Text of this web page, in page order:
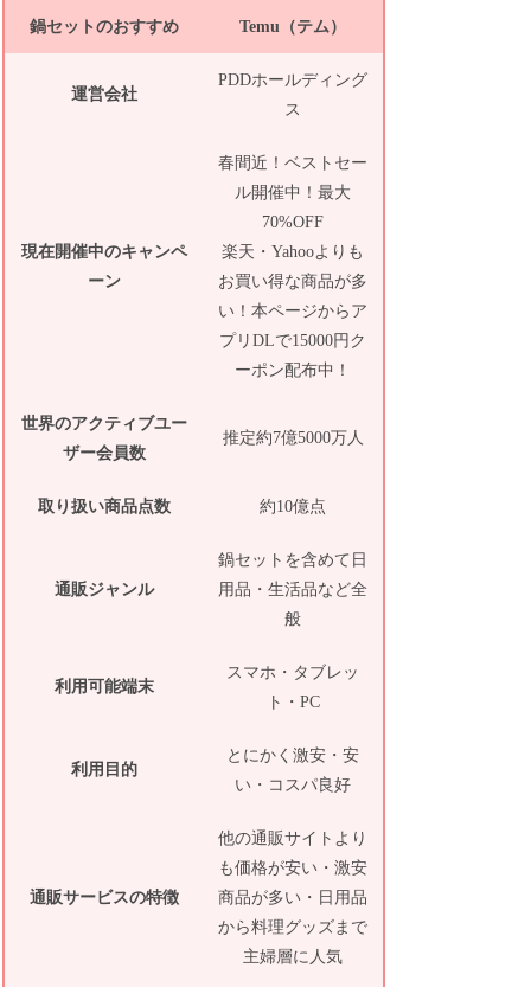
鍋セットのおすすめ Temu（テム）
運営会社
PDDホールディング
ス
現在開催中のキャンペ
ーン
春間近！ベストセー
ル開催中！最大
70%OFF
楽天・Yahooよりも
お買い得な商品が多
い！本ページからア
プリDLで15000円ク
ーポン配布中！
世界のアクティブユー
ザー会員数
推定約7億5000万人
取り扱い商品点数 約10億点
通販ジャンル
鍋セットを含めて日
用品・生活品など全
般
利用可能端末
スマホ・タブレッ
ト・PC
利用目的
とにかく激安・安
い・コスパ良好
通販サービスの特徴
他の通販サイトより
も価格が安い・激安
商品が多い・日用品
から料理グッズまで
主婦層に人気